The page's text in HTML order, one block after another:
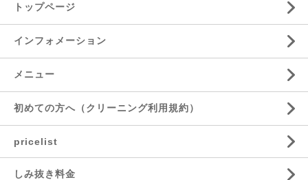
トップページ
インフォメーション
メニュー
初めての方へ（クリーニング利用規約）
pricelist
しみ抜き料金